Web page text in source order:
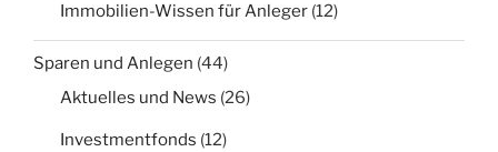
Immobilien-Wissen für Anleger (12)
Sparen und Anlegen (44)
Aktuelles und News (26)
Investmentfonds (12)